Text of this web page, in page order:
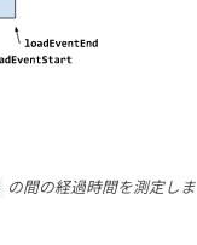
の間の経過時間を測定しま